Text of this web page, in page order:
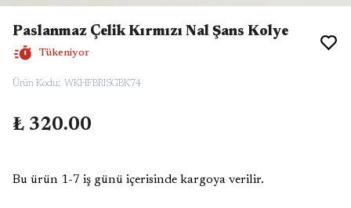
Paslanmaz Çelik Kırmızı Nal Şans Kolye
Tükeniyor
Ürün Kodu: WKHFBRISGBK74
₺ 320.00
Bu ürün 1-7 iş günü içerisinde kargoya verilir.